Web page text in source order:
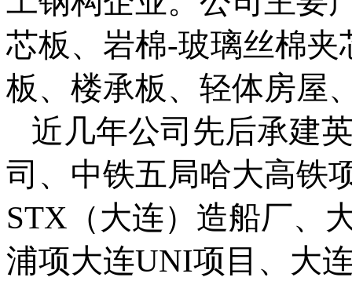
芯板、岩棉-玻璃丝棉夹
板、楼承板、轻体房屋
近几年公司先后承建
司、中铁五局哈大高铁
STX （大连）造船厂、
浦项大连UNI项目、大